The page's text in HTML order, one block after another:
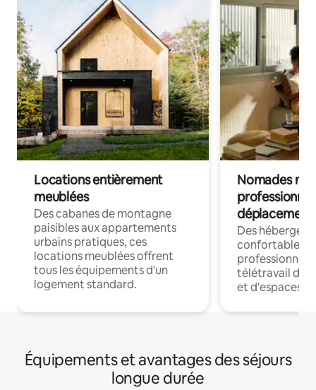
Locations entièrement
meublées
Des cabanes de montagne
paisibles aux appartements
urbains pratiques, ces
locations meublées offrent
tous les équipements d'un
logement standard.
Nomades
déplacement
Des
confortables
professionnels
télétravail
et d'espaces
Équipements et avantages des séjours
longue durée